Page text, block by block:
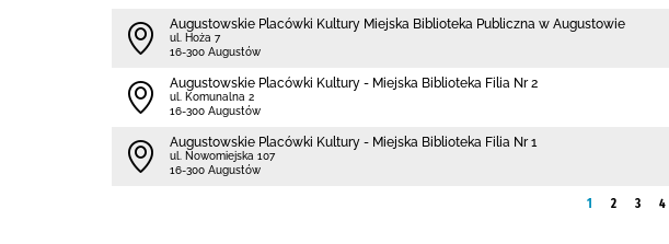
Augustowskie Placówki Kultury Miejska Biblioteka Publiczna w Augustowie
ul. Hoża 7
16-300 Augustów
Augustowskie Placówki Kultury - Miejska Biblioteka Filia Nr 2
ul. Komunalna 2
16-300 Augustów
Augustowskie Placówki Kultury - Miejska Biblioteka Filia Nr 1
ul. Nowomiejska 107
16-300 Augustów
1 2 3 4